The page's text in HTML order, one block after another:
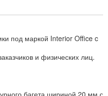
под маркой Interior Office c
и физических лиц.